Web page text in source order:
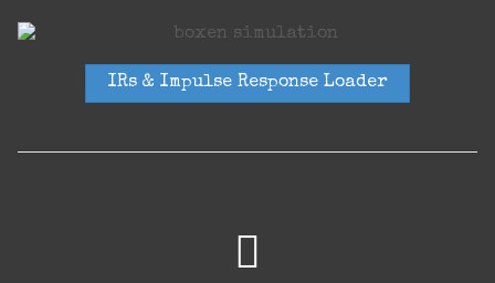
IRs & Impulse Response Loader